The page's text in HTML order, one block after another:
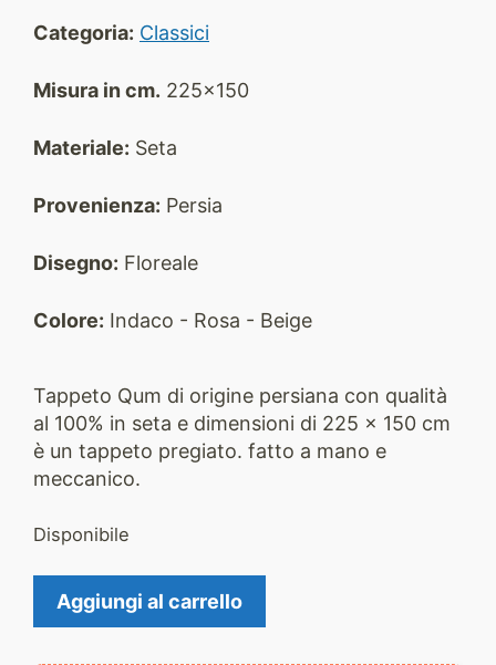
Categoria: Classici
Misura in cm. 225x150
Materiale: Seta
Provenienza: Persia
Disegno: Floreale
Colore: Indaco - Rosa - Beige
Tappeto Qum di origine persiana con qualità
al 100% in seta e dimensioni di 225 x 150 cm
è un tappeto pregiato. fatto a mano e
meccanico.
Disponibile
Tappeto
Qum
Aggiungi al carrello